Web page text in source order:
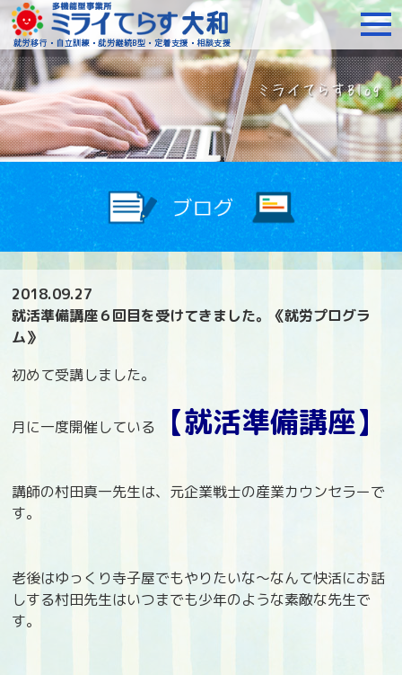
障がいをお持ちの方へ
2018.09.27
就活準備講座６回目を受けてきました。《就労プログラ
ム》
初めて受講しました。
月に一度開催している 【就活準備講座】
講師の村田真一先生は、元企業戦士の産業カウンセラーで
す。
老後はゆっくり寺子屋でもやりたいな～なんて快活にお話
しする村田先生はいつまでも少年のような素敵な先生で
す。